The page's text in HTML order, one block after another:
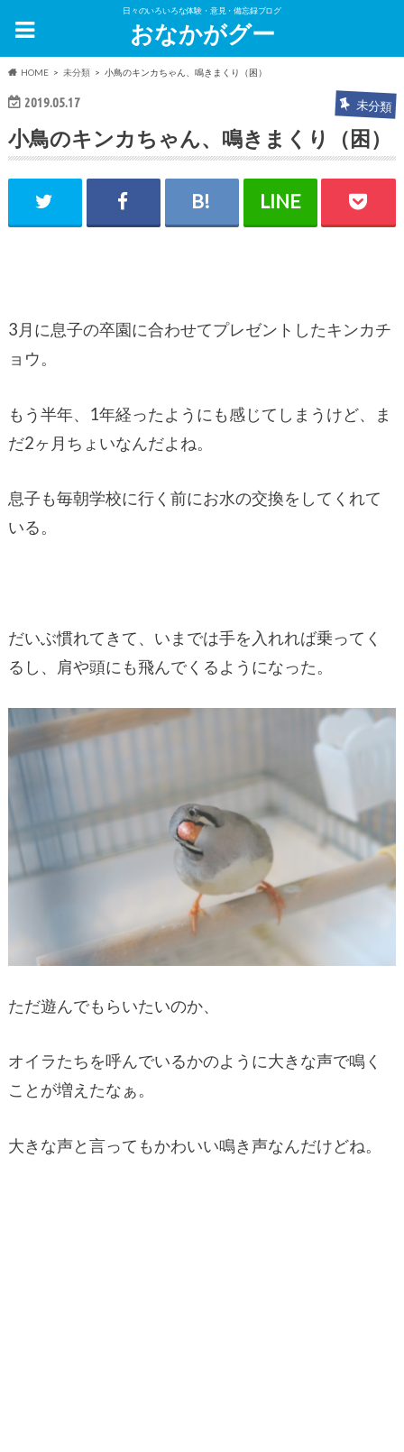
日々のいろいろな体験・意見・備忘録ブログ
おなかがグー
HOME 未分類 小鳥のキンカちゃん、鳴きまくり（困）
2019.05.17 未分類
小鳥のキンカちゃん、鳴きまくり（困）
3月に息子の卒園に合わせてプレゼントしたキンカチ
ョウ。
もう半年、1年経ったようにも感じてしまうけど、ま
だ2ヶ月ちょいなんだよね。
息子も毎朝学校に行く前にお水の交換をしてくれて
いる。
だいぶ慣れてきて、いまでは手を入れれば乗ってく
るし、肩や頭にも飛んでくるようになった。
ただ遊んでもらいたいのか、
オイラたちを呼んでいるかのように大きな声で鳴く
ことが増えたなぁ。
大きな声と言ってもかわいい鳴き声なんだけどね。